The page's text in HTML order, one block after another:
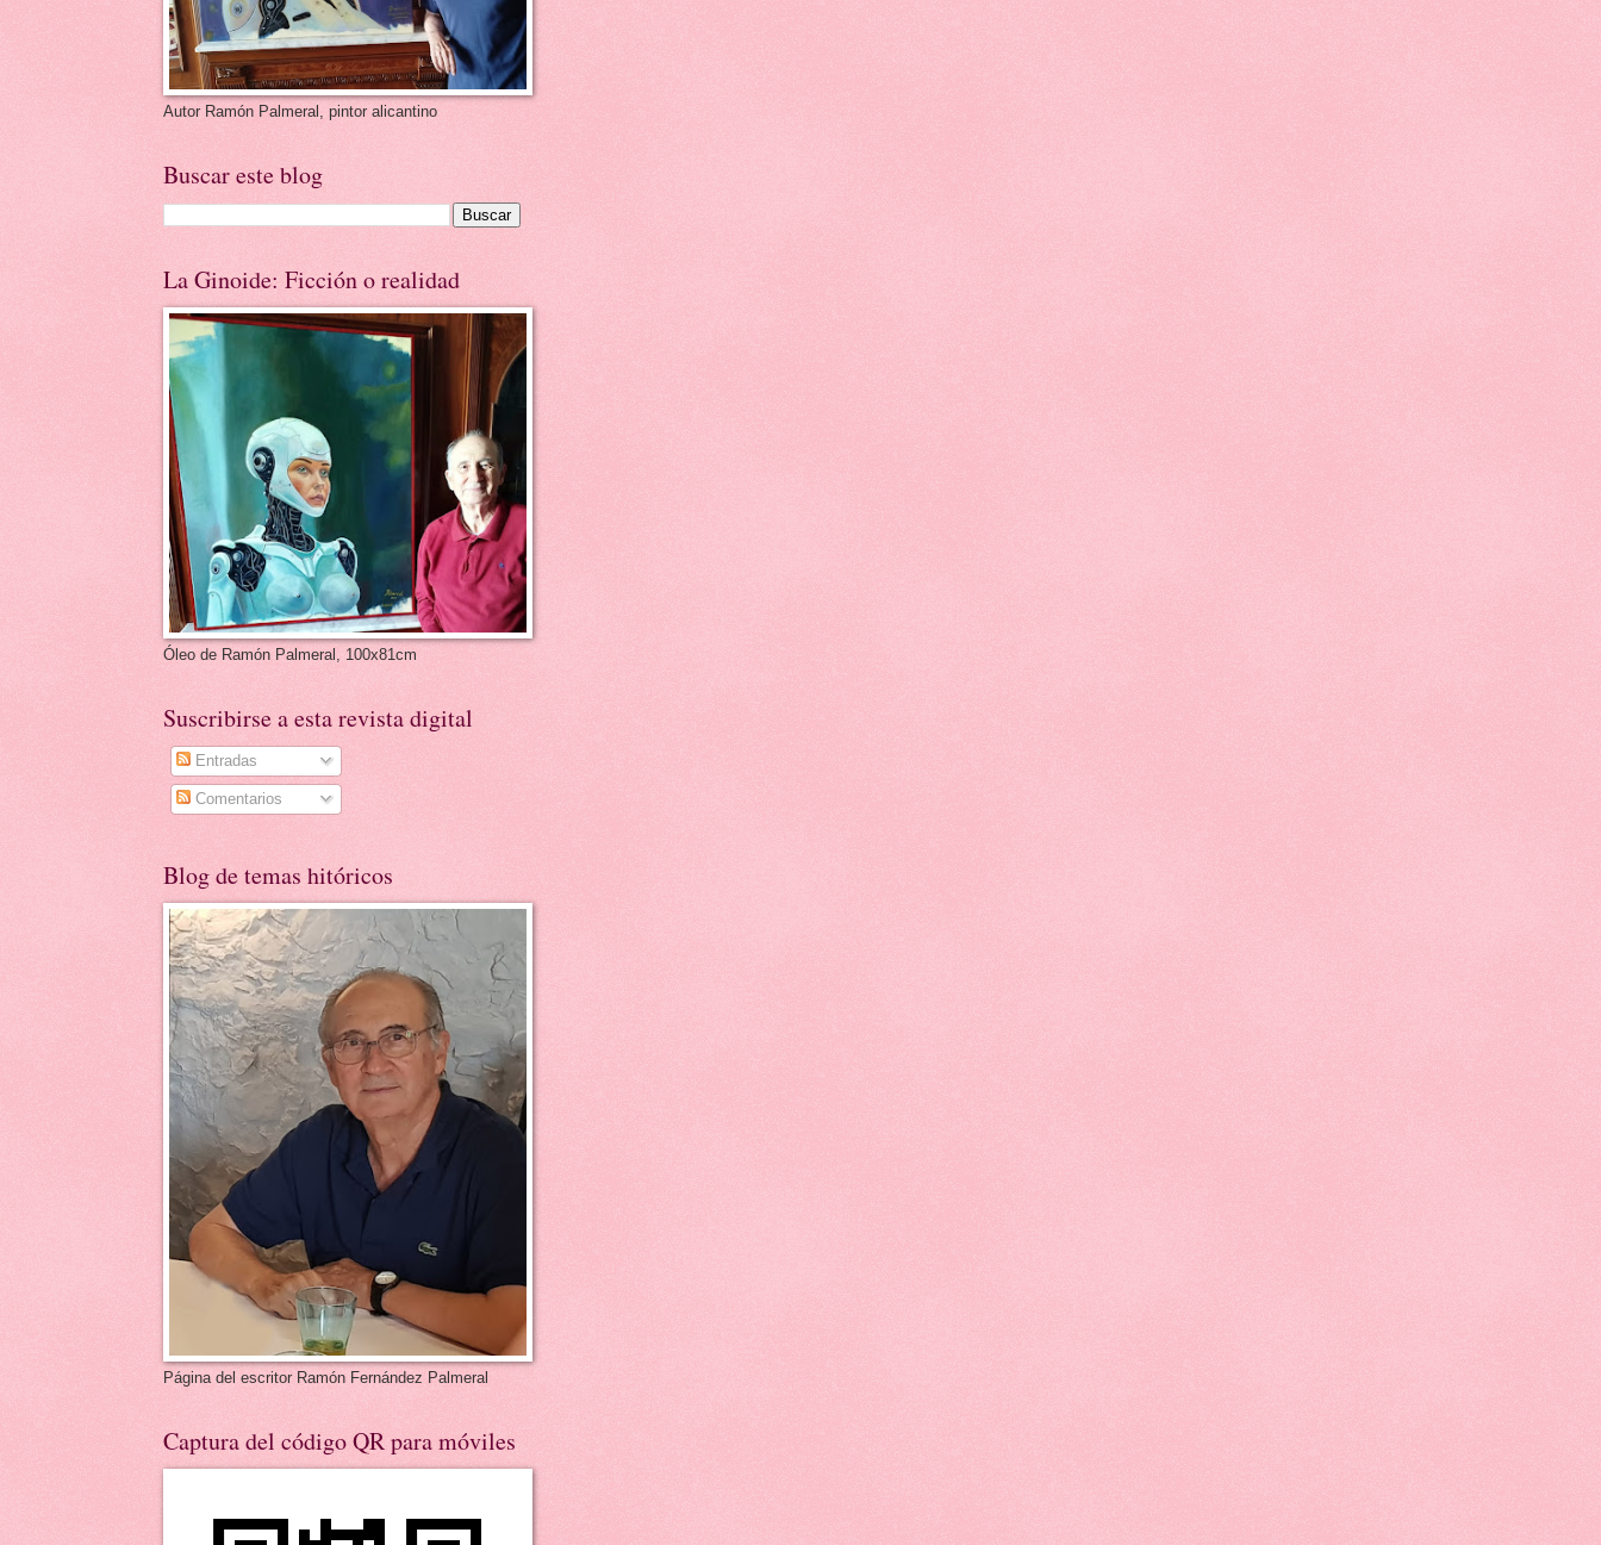
Autor Ramón Palmeral, pintor alicantino
Buscar este blog
La Ginoide: Ficción o realidad
Óleo de Ramón Palmeral, 100x81cm
Suscribirse a esta revista digital
Entradas
Comentarios
Blog de temas hitóricos
Página del escritor Ramón Fernández Palmeral
Captura del código QR para móviles